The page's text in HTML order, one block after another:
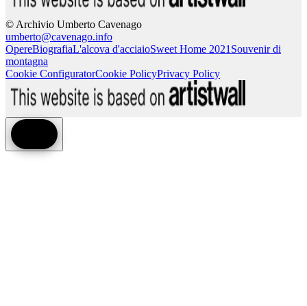
© Archivio Umberto Cavenago
umberto@cavenago.info
OpereBiografiaL'alcova d'acciaioSweet Home 2021 Souvenir di
montagna
Cookie ConfiguratorCookie PolicyPrivacy Policy